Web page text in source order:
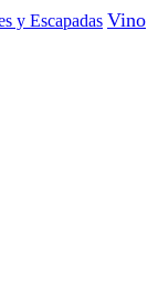
y Escapadas Vino